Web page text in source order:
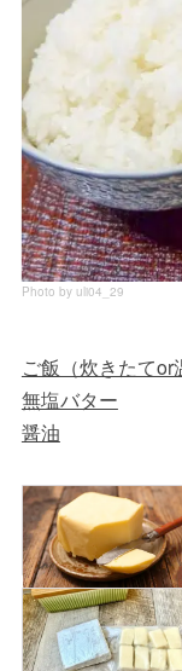
Photo by uli04_29
ご飯（炊きたてor
無塩バター
醤油